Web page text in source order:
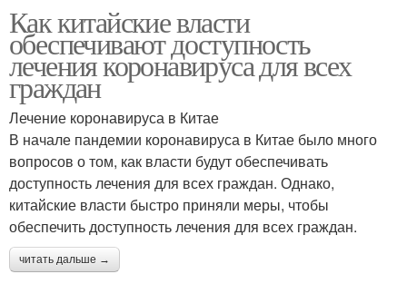
Как китайские власти
обеспечивают доступность
лечения коронавируса для всех
граждан
Лечение коронавируса в Китае
В начале пандемии коронавируса в Китае было много
вопросов о том, как власти будут обеспечивать
доступность лечения для всех граждан. Однако,
китайские власти быстро приняли меры, чтобы
обеспечить доступность лечения для всех граждан.
читать дальше →